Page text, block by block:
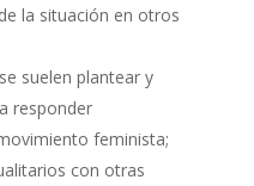
la situación en otros
suelen plantear y
responder
feminista;
con otras